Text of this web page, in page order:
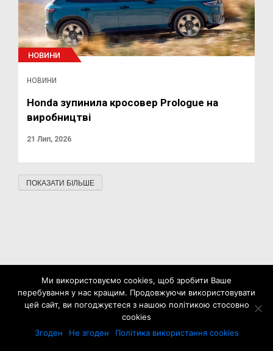
НОВИНИ
НОВИНИ
Honda зупинила кросовер Prologue на
виробництві
21 Лип, 2026
ПОКАЗАТИ БІЛЬШЕ
Ми використовуємо cookies, щоб зробити Ваше
перебування у нас кращим. Продовжуючи використовувати
цей сайт, ви погоджуєтеся з нашою політикою стосовно
cookies
Згоден
Не згоден Політика використання cookies